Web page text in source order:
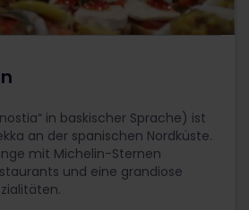
in baskischer Sprache) ist
an der spanischen Nordküste.
mit Michelin-Sternen
und eine grandiose